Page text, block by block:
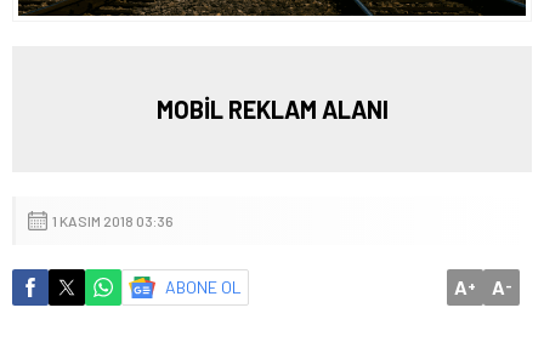
MOBİL REKLAM ALANI
1 KASIM 2018 03:36
ABONE OL A+ A-